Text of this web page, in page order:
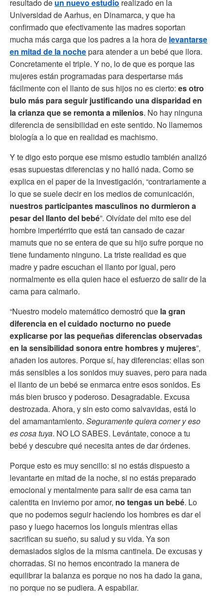
resultado de un nuevo estudio realizado en la
Universidad de Aarhus, en Dinamarca, y que ha
confirmado que efectivamente las madres soportan
mucha más carga que los padres a la hora de levantarse
en mitad de la nochepara atender a un bebé que llora.
Concretamente el triple. Y no, lo de que es porque las
mujeres están programadas para despertarse más
fácilmente con el llanto de sus hijos no es cierto: es otro
bulo más para seguir justificando una disparidad en
la crianza que se remonta a milenios. No hay ninguna
diferencia de sensibilidad en este sentido. No llamemos
biología a lo que en realidad es machismo.
Y te digo esto porque ese mismo estudio también analizó
esas supuestas diferencias y no halló nada. Como se
explica en el paper de la investigación, “contrariamente a
lo que se suele decir en los medios de comunicación,
nuestros participantes masculinos no durmieron a
pesar del llanto del bebé”. Olvídate del mito ese del
hombre impertérrito que está tan cansado de cazar
mamuts que no se entera de que su hijo sufre porque no
tiene fundamento ninguno. La triste realidad es que
madre y padre escuchan el llanto por igual, pero
normalmente es ella quien hace el esfuerzo de salir de la
cama para calmarlo.
“Nuestro modelo matemático demostró que la gran
diferencia en el cuidado nocturno no puede
explicarse por las pequeñas diferencias observadas
en la sensibilidad sonora entre hombres y mujeres”,
añaden los autores. Porque sí, hay diferencias: ellas son
más sensibles a los sonidos muy suaves, pero para nada
el llanto de un bebé se enmarca entre esos sonidos. Es
más bien brusco y poderoso. Desagradable. Excusa
destrozada. Ahora, y sin esto como salvavidas, está lo
del amamantamiento. Seguramente quiera comer y eso
es cosa tuya. NO LO SABES. Levántate, conoce a tu
bebé y descubre qué necesita antes de dar órdenes.
Porque esto es muy sencillo: si no estás dispuesto a
levantarte en mitad de la noche, si no estás preparado
emocional y mentalmente para salir de esa cama tan
calentita en invierno por amor, no tengas un bebé. Lo
que no podemos seguir haciendo los hombres es dar el
paso y luego hacernos los longuis mientras ellas
sacrifican su sueño, su salud y su vida. Ya son
demasiados siglos de la misma cantinela. De excusas y
chorradas. Si no hemos encontrado la manera de
equilibrar la balanza es porque no nos ha dado la gana,
no porque no se pudiera. A espabilar.